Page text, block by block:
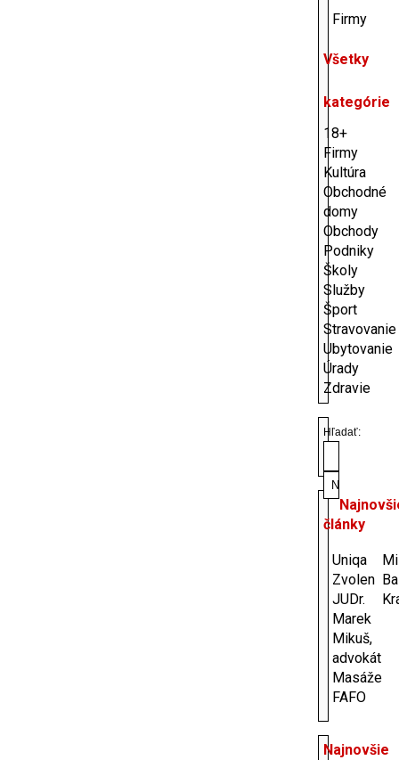
Firmy
Všetky
kategórie
18+
Firmy
Kultúra
Obchodné
domy
Obchody
Podniky
Školy
Služby
Šport
Stravovanie
Ubytovanie
Úrady
Zdravie
Hľadať:
články
Uniqa
Zvolen
JUDr.
Marek
Mikuš,
advokát
Masáže
FAFO
Najnovšie